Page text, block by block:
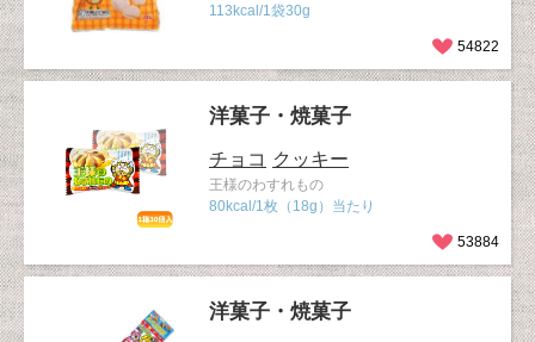
113kcal/1袋30g
54822
洋菓子・焼菓子
チョコ クッキー
王様のわすれもの
80kcal/1枚（18g）当たり
53884
洋菓子・焼菓子